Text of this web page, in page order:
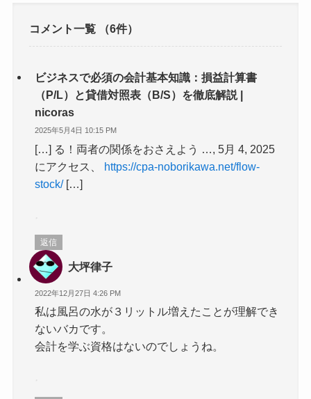
コメント一覧 （6件）
ビジネスで必須の会計基本知識：損益計算書
（P/L）と貸借対照表（B/S）を徹底解説 |
nicoras
2025年5月4日 10:15 PM
[…] る！両者の関係をおさえよう …, 5月 4, 2025
にアクセス、 https://cpa-noborikawa.net/flow-
stock/[…]
返信
大坪律子
2022年12月27日 4:26 PM
私は風呂の水が３リットル増えたことが理解でき
ないバカです。
会計を学ぶ資格はないのでしょうね。